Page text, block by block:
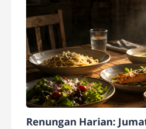
Renungan Harian: